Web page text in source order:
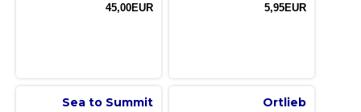
45,00EUR 5,95EUR
Sea to Summit Ortlieb